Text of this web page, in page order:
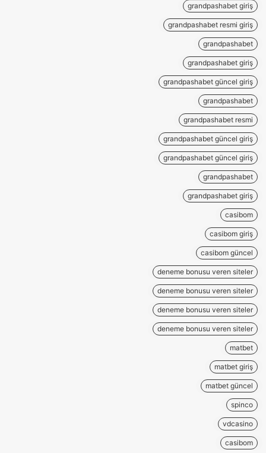
grandpashabet giriş
grandpashabet resmi giriş
grandpashabet
grandpashabet giriş
grandpashabet güncel giriş
grandpashabet
grandpashabet resmi
grandpashabet güncel giriş
grandpashabet güncel giriş
grandpashabet
grandpashabet giriş
casibom
casibom giriş
casibom güncel
deneme bonusu veren siteler
deneme bonusu veren siteler
deneme bonusu veren siteler
deneme bonusu veren siteler
matbet
matbet giriş
matbet güncel
spinco
vdcasino
casibom